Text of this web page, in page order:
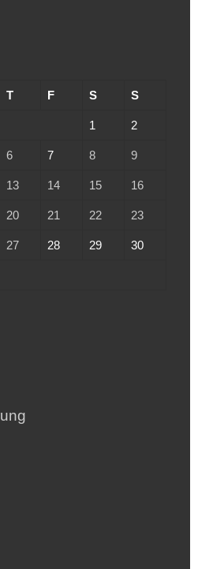
T F S S
1 2
6 7 8 9
13 14 15 16
20 21 22 23
27 28 29 30